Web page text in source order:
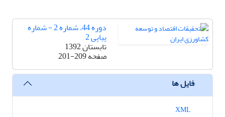
دوره 44، شماره 2 - شماره
پیاپی 2
تابستان 1392
صفحه201-209
فایل ها